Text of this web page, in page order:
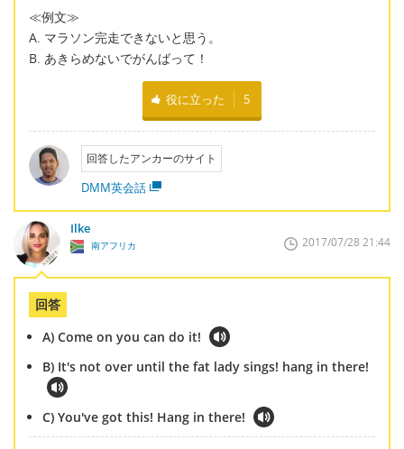
≪例文≫
A. マラソン完走できないと思う。
B. あきらめないでがんばって！
役に立った 5
回答したアンカーのサイト
DMM英会話
Ilke
南アフリカ 2017/07/28 21:44
回答
A) Come on you can do it!
B) It's not over until the fat lady sings! hang in there!
C) You've got this! Hang in there!